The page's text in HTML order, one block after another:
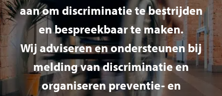
aan om discriminatie te bestrijden
en bespreekbaar te maken.
Wij adviseren en ondersteunen bij
melding van discriminatie en
organiseren preventie- en